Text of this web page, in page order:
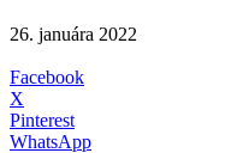
26. januára 2022
Facebook
X
Pinterest
WhatsApp